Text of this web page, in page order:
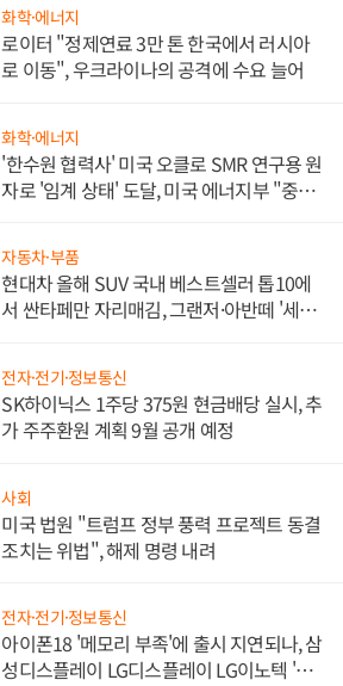
화학·에너지
로이터 "정제연료 3만 톤 한국에서 러시아
로 이동", 우크라이나의 공격에 수요 늘어
화학·에너지
'한수원 협력사' 미국 오클로 SMR 연구용 원
자로 '임계 상태' 도달, 미국 에너지부 "중요
자동차·부품
현대차 올해 SUV 국내 베스트셀러 톱10에
서 싼타페만 자리매김, 그랜저·아반떼 '세단
전자·전기·정보통신
SK하이닉스 1주당 375원 현금배당 실시, 추
가 주주환원 계획 9월 공개 예정
사회
미국 법원 "트럼프 정부 풍력 프로젝트 동결
조치는 위법", 해제 명령 내려
전자·전기·정보통신
아이폰18 '메모리 부족'에 출시 지연되나, 삼
성디스플레이 LG디스플레이 LG이노텍 '탈